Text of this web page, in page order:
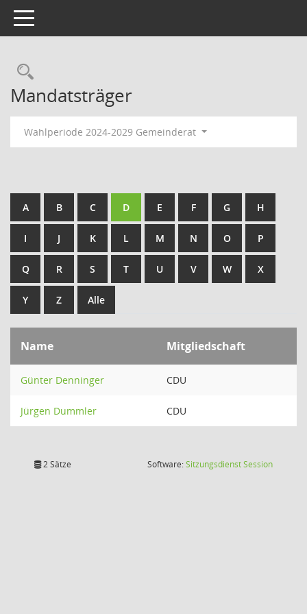
Toggle navigation
Rechercheauswahl
Mandatsträger
Wahlperiode 2024-2029 Gemeinderat
A B C D E F G H
I J K L M N O P
Q R S T U V W X
Y Z Alle
Name Mitgliedschaft
Günter Denninger CDU
Jürgen Dummler CDU
2 Sätze Software:SitzungsdienstSession(Wird in